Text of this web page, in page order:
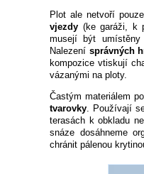
Plot ale netvoří
vjezdy (ke garáži, k
musejí být umístěny
Nalezení správných
kompozice vtiskují
vázanými na ploty.
Častým materiálem
tvarovky. Používají
terasách k obkladu
snáze dosáhneme
chránit pálenou